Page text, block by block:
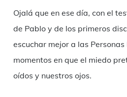
Ojalá que en ese día, con el
de Pablo y de los primeros
escuchar mejor a las
momentos en que el miedo
oídos y nuestros ojos.